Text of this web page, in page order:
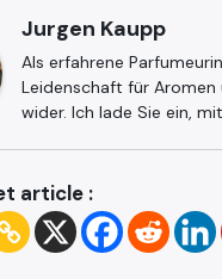
Jurgen Kaupp
Als erfahrene
Leidenschaft für
wider. Ich lade Sie ein,
article :